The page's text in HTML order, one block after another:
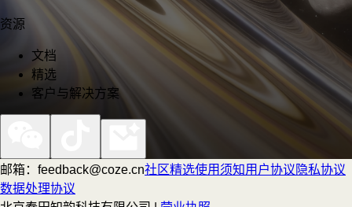
资源
文档
精选
客户与解决方案
邮箱：feedback@coze.cn社区精选使用须知用户协议 隐私协议
数据处理协议